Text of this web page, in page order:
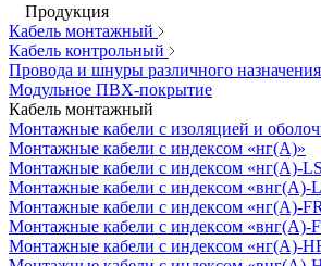
Продукция
Кабель монтажный
Кабель контрольный
Провода и шнуры различного назначения
Модульное ПВХ-покрытие
Кабель монтажный
Монтажные кабели с изоляцией и
Монтажные кабели с индексом «нг(А)»
Монтажные кабели с индексом «нг(А)-
Монтажные кабели с индексом «внг(А)-
Монтажные кабели с индексом «нг(А)-
Монтажные кабели с индексом «внг(А)-
Монтажные кабели с индексом «нг(А)-